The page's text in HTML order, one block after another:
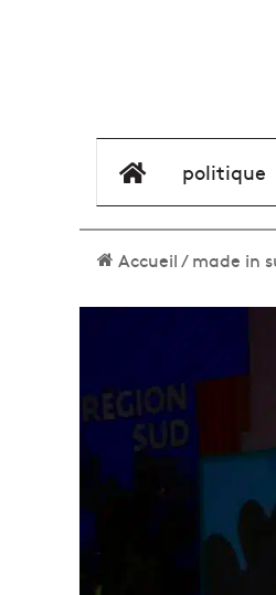
élément de
politique
Accueil/made in